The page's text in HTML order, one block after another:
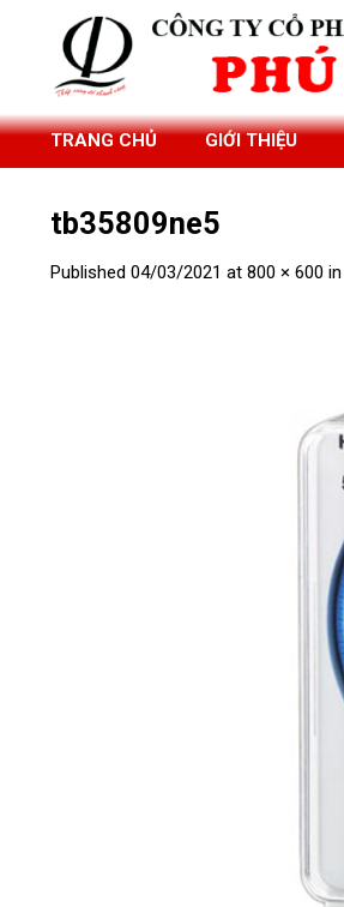
TRANG CHỦ GIỚI THIỆU
tb35809ne5
Published 04/03/2021 at 800 × 600 in